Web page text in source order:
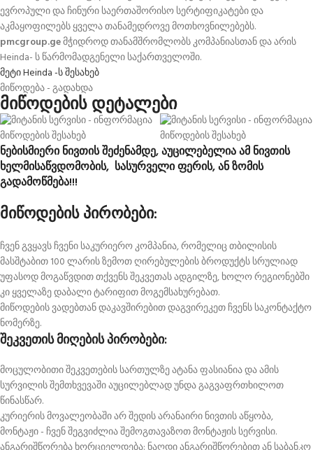
ევროპული და ჩინური საერთაშორისო სერტიფიკატები და
აკმაყოფილებს ყველა თანამედროვე მოთხოვნილებებს.
pmcgroup.geმჭიდროდ თანამშრომლობს კომპანიასთან და არის
Heinda- ს წარმომადგენელი საქართველოში.
მეტი Heinda -ს შესახებ
მიწოდება - გადახდა
მიწოდების დეტალები
ნებისმიერი ნივთის შეძენამდე, აუცილებელია ამ ნივთის
ხელმისაწვდომობის, სასურველი ფერის, ან ზომის
გადამოწმება!!!
მიწოდების პირობები:
ჩვენ გვყავს ჩვენი საკურიერო კომპანია, რომელიც თბილისის
მასშტაბით 100 ლარის ზემოთ ღირებულების ბროდუქტს სრულიად
უფასოდ მოგაწვდით თქვენს შეკვეთას ადგილზე, ხოლო რეგიონებში
კი ყველაზე დაბალი ტარიფით მოგემსახურებათ.
მიწოდების ვადებთან დაკავშირებით დაგვირეკეთ ჩვენს საკონტაქტო
ნომერზე.
შეკვეთის მიღების პირობები:
მოცულობითი შეკვეთების სართულზე ატანა ფასიანია და ამის
სურვილის შემთხვევაში აუცილებლად უნდა გაგვაფრთხილოთ
წინასწარ.
კურიერის მოვალეობაში არ შედის არანაირი ნივთის აწყობა,
მონტაჟი - ჩვენ შეგვიძლია შემოგთავაზოთ მონტაჟის სერვისი.